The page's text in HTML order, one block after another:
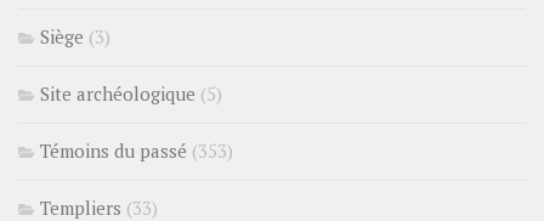
Siège (3)
Site archéologique (5)
Témoins du passé (353)
Templiers (33)